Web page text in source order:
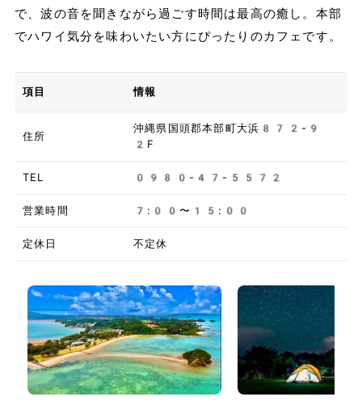
で、波の音を聞きながら過ごす時間は最高の癒し。本部
でハワイ気分を味わいたい方にぴったりのカフェです。
項目 情報
住所
沖縄県国頭郡本部町大浜872-9
2F
TEL 0980-47-5572
営業時間 7:00〜15:00
定休日 不定休